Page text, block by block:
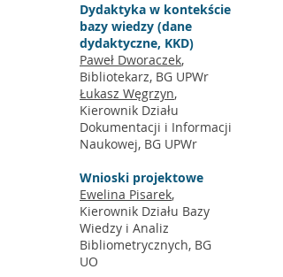
Dydaktyka w kontekście
bazy wiedzy (dane
dydaktyczne, KKD)
Paweł Dworaczek,
Bibliotekarz, BG UPWr
Łukasz Węgrzyn,
Kierownik Działu
Dokumentacji i Informacji
Naukowej, BG UPWr
Wnioski projektowe
Ewelina Pisarek,
Kierownik Działu Bazy
Wiedzy i Analiz
Bibliometrycznych, BG
UO